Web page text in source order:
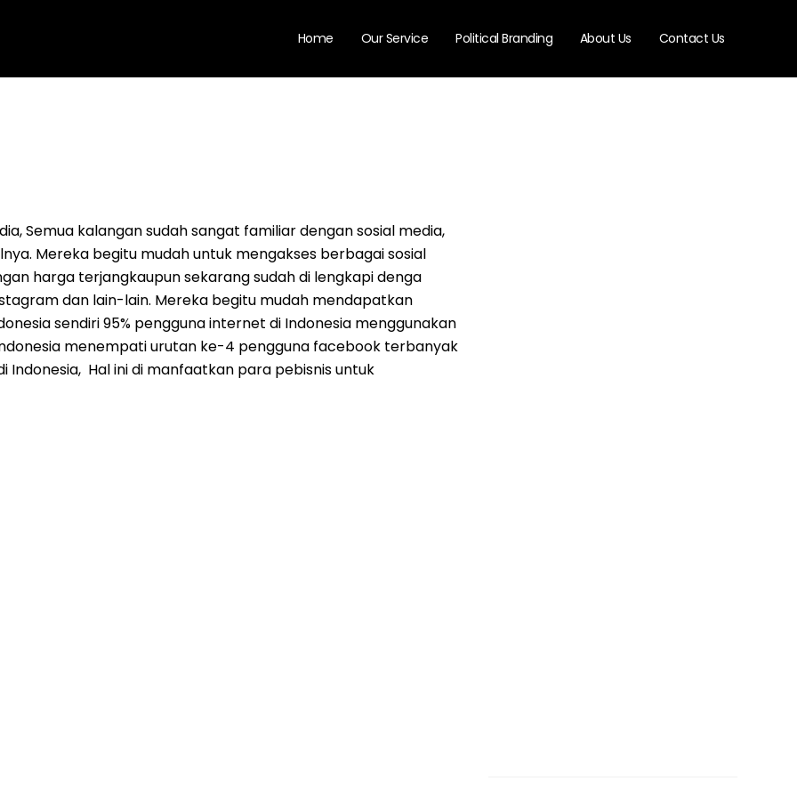
Home Our Service Political Branding About Us Contact Us
Semua kalangan sudah sangat familiar dengan sosial media,
Mereka begitu mudah untuk mengakses berbagai sosial
harga terjangkaupun sekarang sudah di lengkapi denga
dan lain-lain. Mereka begitu mudah mendapatkan
sendiri 95% pengguna internet di Indonesia menggunakan
menempati urutan ke-4 pengguna facebook terbanyak
Indonesia, Hal ini di manfaatkan para pebisnis untuk